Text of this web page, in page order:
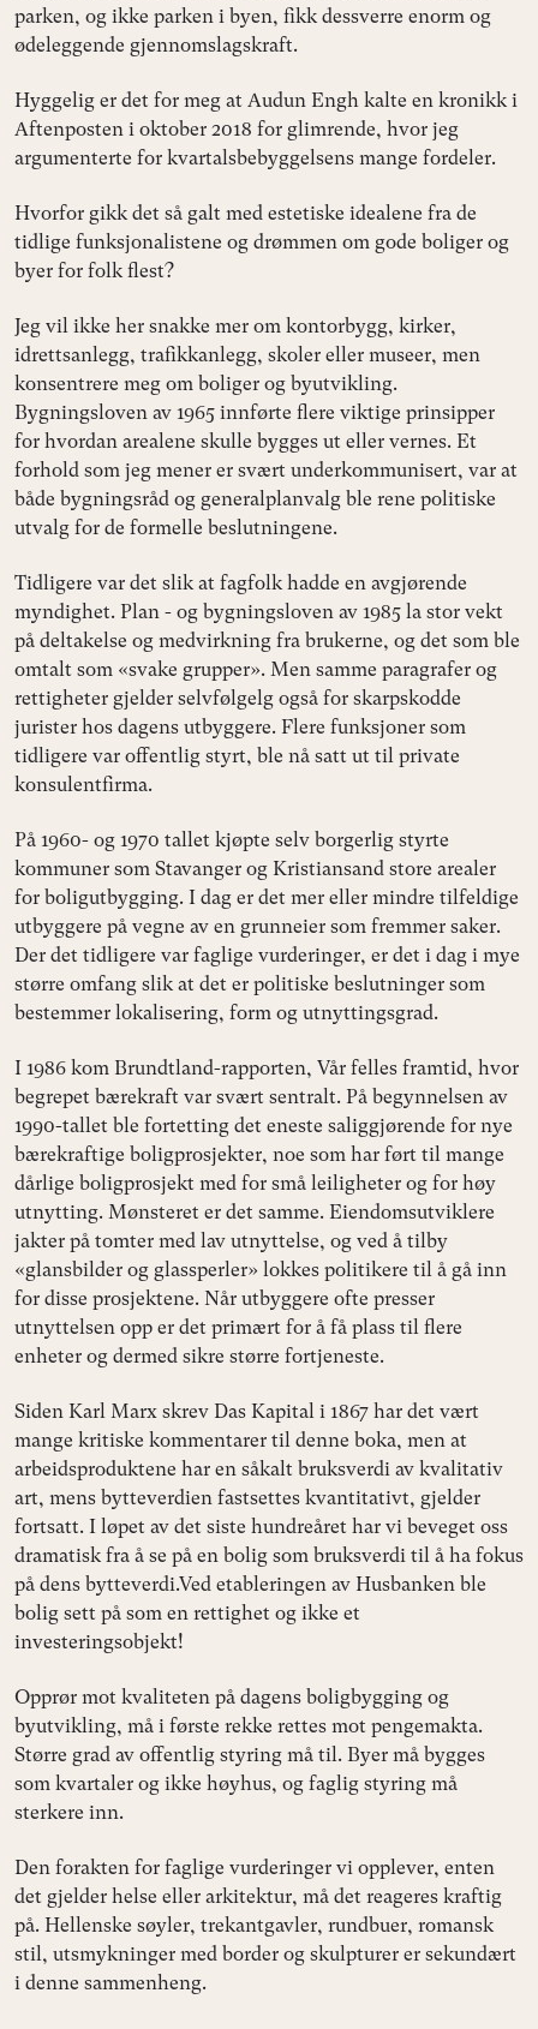
parken, og ikke parken i byen, fikk dessverre enorm og
ødeleggende gjennomslagskraft.
Hyggelig er det for meg at Audun Engh kalte en kronikk i
Aftenposten i oktober 2018 for glimrende, hvor jeg
argumenterte for kvartalsbebyggelsens mange fordeler.
Hvorfor gikk det så galt med estetiske idealene fra de
tidlige funksjonalistene og drømmen om gode boliger og
byer for folk flest?
Jeg vil ikke her snakke mer om kontorbygg, kirker,
idrettsanlegg, trafikkanlegg, skoler eller museer, men
konsentrere meg om boliger og byutvikling.
Bygningsloven av 1965 innførte flere viktige prinsipper
for hvordan arealene skulle bygges ut eller vernes. Et
forhold som jeg mener er svært underkommunisert, var at
både bygningsråd og generalplanvalg ble rene politiske
utvalg for de formelle beslutningene.
Tidligere var det slik at fagfolk hadde en avgjørende
myndighet. Plan - og bygningsloven av 1985 la stor vekt
på deltakelse og medvirkning fra brukerne, og det som ble
omtalt som «svake grupper». Men samme paragrafer og
rettigheter gjelder selvfølgelg også for skarpskodde
jurister hos dagens utbyggere. Flere funksjoner som
tidligere var offentlig styrt, ble nå satt ut til private
konsulentfirma.
På 1960- og 1970 tallet kjøpte selv borgerlig styrte
kommuner som Stavanger og Kristiansand store arealer
for boligutbygging. I dag er det mer eller mindre tilfeldige
utbyggere på vegne av en grunneier som fremmer saker.
Der det tidligere var faglige vurderinger, er det i dag i mye
større omfang slik at det er politiske beslutninger som
bestemmer lokalisering, form og utnyttingsgrad.
I 1986 kom Brundtland-rapporten, Vår felles framtid, hvor
begrepet bærekraft var svært sentralt. På begynnelsen av
1990-tallet ble fortetting det eneste saliggjørende for nye
bærekraftige boligprosjekter, noe som har ført til mange
dårlige boligprosjekt med for små leiligheter og for høy
utnytting. Mønsteret er det samme. Eiendomsutviklere
jakter på tomter med lav utnyttelse, og ved å tilby
«glansbilder og glassperler» lokkes politikere til å gå inn
for disse prosjektene. Når utbyggere ofte presser
utnyttelsen opp er det primært for å få plass til flere
enheter og dermed sikre større fortjeneste.
Siden Karl Marx skrev Das Kapital i 1867 har det vært
mange kritiske kommentarer til denne boka, men at
arbeidsproduktene har en såkalt bruksverdi av kvalitativ
art, mens bytteverdien fastsettes kvantitativt, gjelder
fortsatt. I løpet av det siste hundreåret har vi beveget oss
dramatisk fra å se på en bolig som bruksverdi til å ha fokus
på dens bytteverdi.Ved etableringen av Husbanken ble
bolig sett på som en rettighet og ikke et
investeringsobjekt!
Opprør mot kvaliteten på dagens boligbygging og
byutvikling, må i første rekke rettes mot pengemakta.
Større grad av offentlig styring må til. Byer må bygges
som kvartaler og ikke høyhus, og faglig styring må
sterkere inn.
Den forakten for faglige vurderinger vi opplever, enten
det gjelder helse eller arkitektur, må det reageres kraftig
på. Hellenske søyler, trekantgavler, rundbuer, romansk
stil, utsmykninger med border og skulpturer er sekundært
i denne sammenheng.